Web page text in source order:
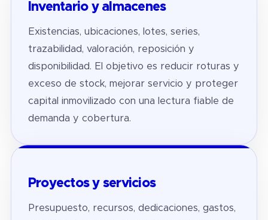
Inventario y almacenes
Existencias, ubicaciones, lotes, series,
trazabilidad, valoración, reposición y
disponibilidad. El objetivo es reducir roturas y
exceso de stock, mejorar servicio y proteger
capital inmovilizado con una lectura fiable de
demanda y cobertura.
Proyectos y servicios
Presupuesto, recursos, dedicaciones, gastos,